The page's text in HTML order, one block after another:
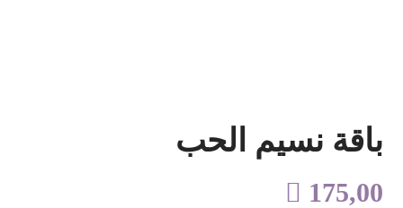
باقة نسيم الحب
 175,00